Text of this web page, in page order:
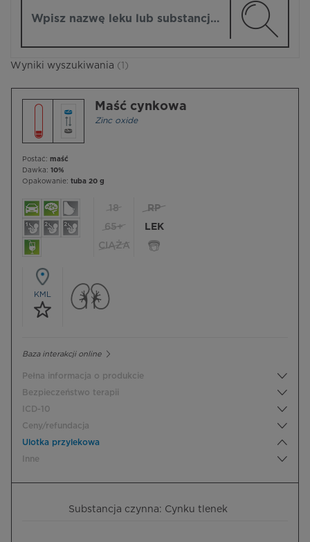
Wyniki wyszukiwania (1)
Maść cynkowa
Zinc oxide
Postać: maść
Dawka: 10%
Opakowanie: tuba 20 g
18
65+
CIĄŻA
RP
LEK
KML
Baza interakcji online
Pełna informacja o produkcie
Bezpieczeństwo terapii
ICD-10
Ceny/refundacja
Ulotka przylekowa
Inne
Substancja czynna: Cynku tlenek